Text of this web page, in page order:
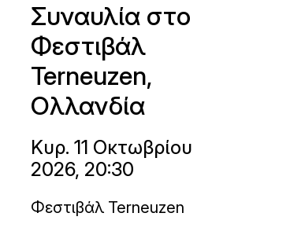
Συναυλία στο
Φεστιβάλ
Terneuzen,
Ολλανδία
Κυρ. 11 Οκτωβρίου
2026, 20:30
Φεστιβάλ Terneuzen